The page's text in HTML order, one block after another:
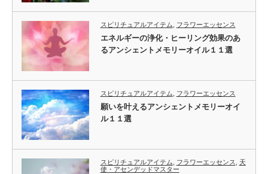
スピリチュアルアイテム フラワーエッセンス
エネルギーの浄化・ヒーリング効果のあ
るアンシェントメモリーオイル１１選
スピリチュアルアイテム フラワーエッセンス
願いを叶えるアンシェントメモリーオイ
ル１１選
スピリチュアルアイテム フラワーエッセンス
天
使・アセンデッドマスター